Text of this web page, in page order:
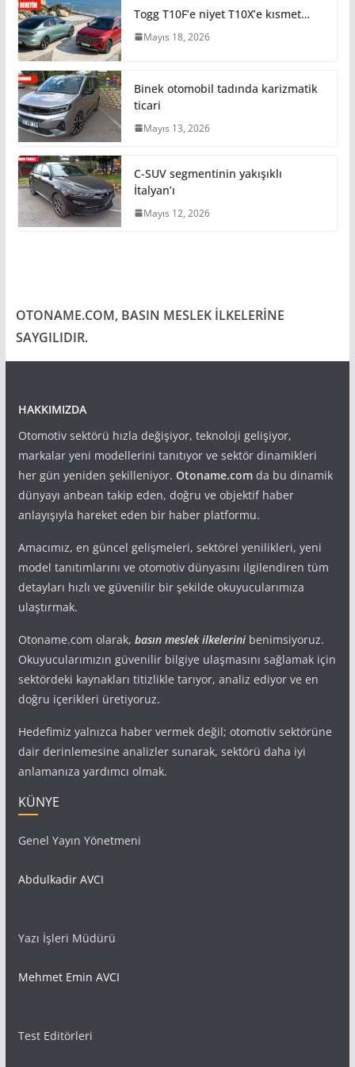
Togg T10F’e niyet T10X’e kısmet…
Mayıs 18, 2026
Binek otomobil tadında karizmatik
ticari
Mayıs 13, 2026
C-SUV segmentinin yakışıklı
İtalyan’ı
Mayıs 12, 2026
OTONAME.COM, BASIN MESLEK İLKELERİNE
SAYGILIDIR.
HAKKIMIZDA
Otomotiv sektörü hızla değişiyor, teknoloji gelişiyor,
markalar yeni modellerini tanıtıyor ve sektör dinamikleri
her gün yeniden şekilleniyor. Otoname.comda bu dinamik
dünyayı anbean takip eden, doğru ve objektif haber
anlayışıyla hareket eden bir haber platformu.
Amacımız, en güncel gelişmeleri, sektörel yenilikleri, yeni
model tanıtımlarını ve otomotiv dünyasını ilgilendiren tüm
detayları hızlı ve güvenilir bir şekilde okuyucularımıza
ulaştırmak.
Otoname.com olarak, basın meslek ilkelerinibenimsiyoruz.
Okuyucularımızın güvenilir bilgiye ulaşmasını sağlamak için
sektördeki kaynakları titizlikle tarıyor, analiz ediyor ve en
doğru içerikleri üretiyoruz.
Hedefimiz yalnızca haber vermek değil; otomotiv sektörüne
dair derinlemesine analizler sunarak, sektörü daha iyi
anlamanıza yardımcı olmak.
KÜNYE
Genel Yayın Yönetmeni
Abdulkadir AVCI
Yazı İşleri Müdürü
Mehmet Emin AVCI
Test Editörleri